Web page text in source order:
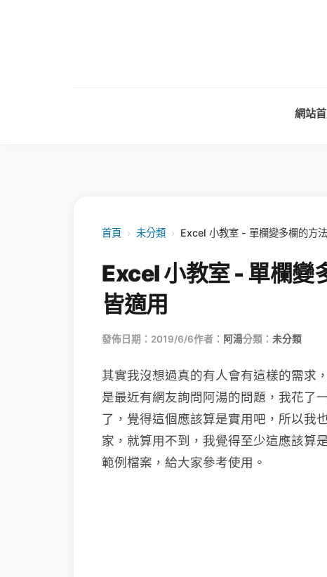
網站
首頁 › 未分類 › Excel 小教室 - 單欄變多欄的方
Excel 小教室 - 單欄變
皆適用
發佈日期：2019/6/6作者： 阿湯分類： 未分類
其實我沒想過真的有人會有這樣的需求
是最近有網友詢問阿湯的問題，我花了
了，覺得這個應該算是實用吧，所以我
家，就算用不到，我覺得至少這應該算
範例檔案，給大家參考使用。